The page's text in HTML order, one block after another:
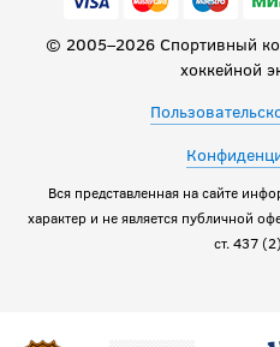
© 2005–2026 Спортивный
хоккейной
Вся представленная на сайте
характер и не является публичной
ст. 437